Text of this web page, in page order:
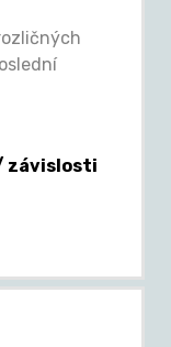
závislosti